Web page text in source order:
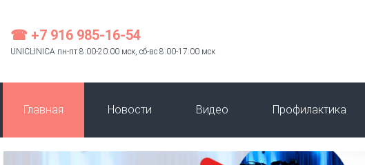
☎ +7 916 985-16-54
UNICLINICA пн-пт 8:00-20:00 мск, сб-вс 8:00-17:00 мск
Главная Новости Видео Профилактика